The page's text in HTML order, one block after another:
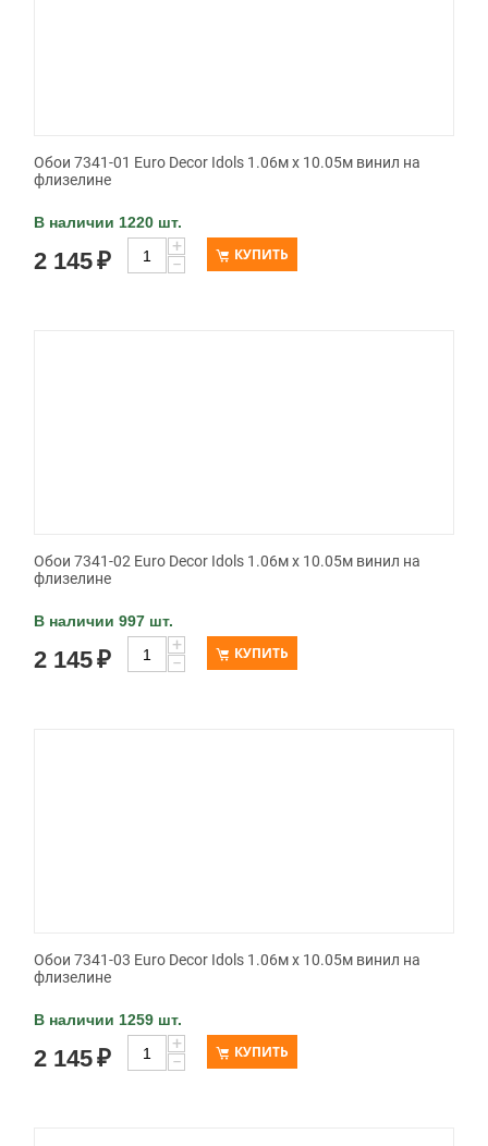
Обои 7341-01 Euro Decor Idols 1.06м x 10.05м винил на
флизелине
В наличии 1220 шт.
2 145₽
+
−
КУПИТЬ
Обои 7341-02 Euro Decor Idols 1.06м x 10.05м винил на
флизелине
В наличии 997 шт.
2 145₽
+
−
КУПИТЬ
Обои 7341-03 Euro Decor Idols 1.06м x 10.05м винил на
флизелине
В наличии 1259 шт.
2 145₽
+
−
КУПИТЬ